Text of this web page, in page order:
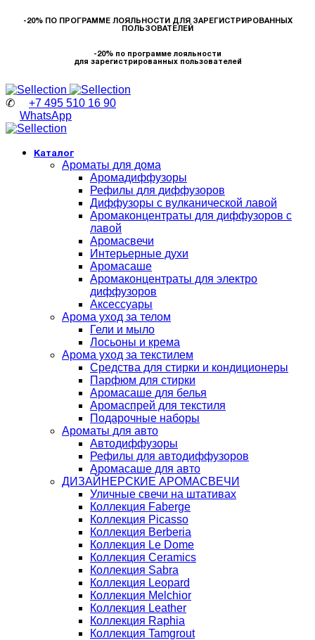
-20% ПО ПРОГРАММЕ ЛОЯЛЬНОСТИ ДЛЯ ЗАРЕГИСТРИРОВАННЫХ
ПОЛЬЗОВАТЕЛЕЙ
-20% по программе лояльности
для зарегистрированных пользователей
✆ +7 495 510 16 90
WhatsApp
Каталог
Ароматы для дома
Аромадиффузоры
Рефилы для диффузоров
Диффузоры с вулканической лавой
Аромаконцентраты для диффузоров с
лавой
Аромасвечи
Интерьерные духи
Аромасаше
Аромаконцентраты для электро
диффузоров
Аксессуары
Арома уход за телом
Гели и мыло
Лосьоны и крема
Арома уход за текстилем
Средства для стирки и кондиционеры
Парфюм для стирки
Аромасаше для белья
Аромаспрей для текстиля
Подарочные наборы
Ароматы для авто
Автодиффузоры
Рефилы для автодиффузоров
Аромасаше для авто
ДИЗАЙНЕРСКИЕ АРОМАСВЕЧИ
Уличные свечи на штативах
Коллекция Faberge
Коллекция Picasso
Коллекция Berberia
Коллекция Le Dome
Коллекция Ceramics
Коллекция Sabra
Коллекция Leopard
Коллекция Melchior
Коллекция Leather
Коллекция Raphia
Коллекция Tamgrout